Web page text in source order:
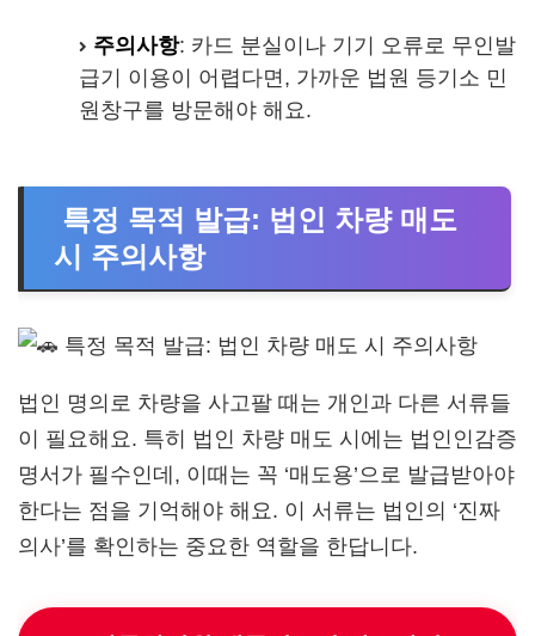
주의사항: 카드 분실이나 기기 오류로 무인발
급기 이용이 어렵다면, 가까운 법원 등기소 민
원창구를 방문해야 해요.
특정 목적 발급: 법인 차량 매도
시 주의사항
법인 명의로 차량을 사고팔 때는 개인과 다른 서류들
이 필요해요. 특히 법인 차량 매도 시에는 법인인감증
명서가 필수인데, 이때는 꼭 ‘매도용’으로 발급받아야
한다는 점을 기억해야 해요. 이 서류는 법인의 ‘진짜
의사’를 확인하는 중요한 역할을 한답니다.